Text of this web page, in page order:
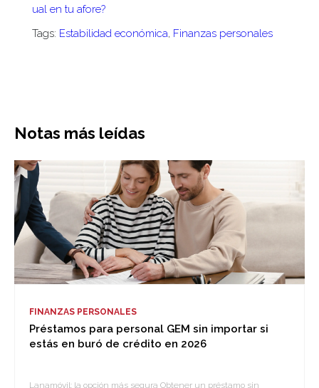
ual en tu afore?
Tags: Estabilidad económica, Finanzas personales
Notas más leídas
FINANZAS PERSONALES
Préstamos para personal GEM sin importar si
estás en buró de crédito en 2026
Lanamóvil: la opción más segura Obtener un préstamo sin